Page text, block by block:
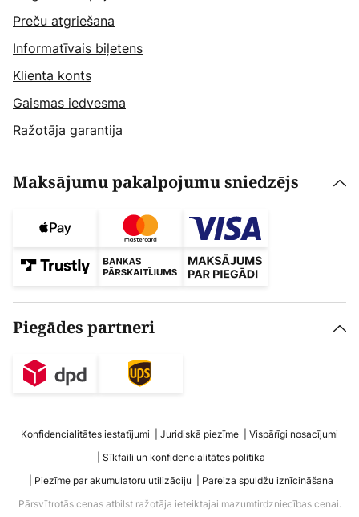
Preču atgriešana
Informatīvais biļetens
Klienta konts
Gaismas iedvesma
Ražotāja garantija
Maksājumu pakalpojumu sniedzējs
Piegādes partneri
Konfidencialitātes iestatījumi Juridiskā piezīme
Vispārīgi nosacījumi
Sīkfaili un konfidencialitātes politika
Piezīme par akumulatoru utilizāciju
Pareiza spuldžu iznīcināšana
Pārsvītrotās cenas atbilst ražotāja ieteiktajai mazumtirdzniecības cenai.